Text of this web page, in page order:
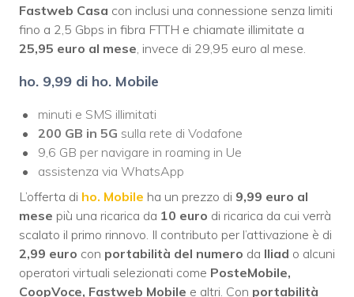
Fastweb Casa con inclusi una connessione senza limiti
fino a 2,5 Gbps in fibra FTTH e chiamate illimitate a
25,95 euro al mese , invece di 29,95 euro al mese.
ho. 9,99 di ho. Mobile
minuti e SMS illimitati
200 GB in 5G sulla rete di Vodafone
9,6 GB per navigare in roaming in Ue
assistenza via WhatsApp
L’offerta di ho. Mobile ha un prezzo di 9,99 euro al
mese più una ricarica da 10 euro di ricarica da cui verrà
scalato il primo rinnovo. Il contributo per l’attivazione è di
2,99 euro con portabilità del numero da Iliad o alcuni
operatori virtuali selezionati come PosteMobile,
CoopVoce, Fastweb Mobile e altri. Con portabilità